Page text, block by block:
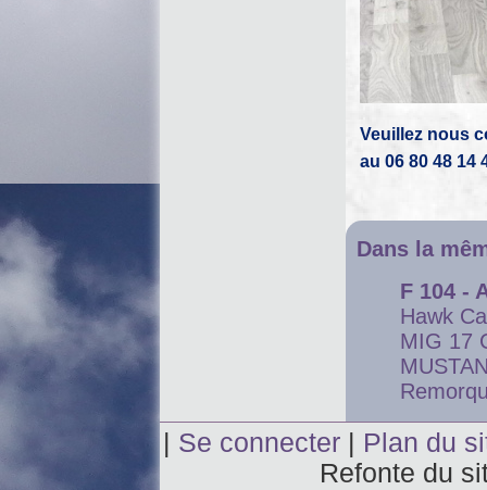
Veuillez nous
au 06 80 48 14
Dans la
F 104 -
Hawk
MIG 17
Se connecter
Plan du
Refonte du